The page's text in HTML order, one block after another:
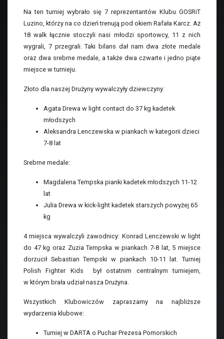
Na ten turniej wybrało się 7 reprezentantów Klubu GOSRiT
Luzino, którzy na co dzień trenują pod okiem Rafała Karcz. Aż
18 walk łącznie stoczyli nasi młodzi sportowcy, 11 z nich
wygrali, 7 przegrali. Taki bilans dał nam dwa złote medale
oraz dwa srebrne medale, a także dwa czwarte i jedno piąte
miejsce w turnieju.
Złoto dla naszej Drużyny wywalczyły dziewczyny:
Agata Drewa w light contact do 37 kg kadetek
młodszych
Aleksandra Lenczewska w piankach w kategorii dzieci
7-8 lat
Srebrne medale:
Magdalena Tempska pianki kadetek młodszych 11-12
lat
Julia Drewa w kick-light kadetek starszych powyżej 65
kg
4 miejsca wywalczyli zawodnicy: Konrad Lenczewski w light
do 47 kg oraz Zuzia Tempska w piankach 7-8 lat, 5 miejsce
dorzucił Sebastian Tempski w piankach 10-11 lat. Turniej
Polish Fighter Kids był ostatnim centralnym turniejem,
w którym brała udział nasza Drużyna.
Wszystkich Klubowiczów zapraszamy na najbliższe
wydarzenia klubowe:
Turniej w DARTA o Puchar Prezesa Pomorskich